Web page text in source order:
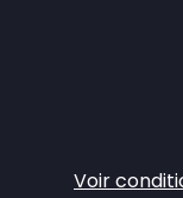
Voir